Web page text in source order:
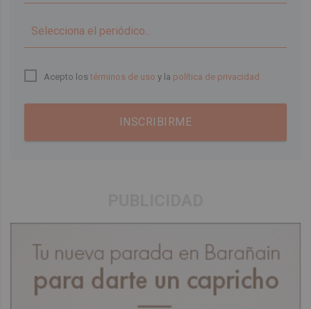
Acepto lostérminos de uso y la política de privacidad
INSCRIBIRME